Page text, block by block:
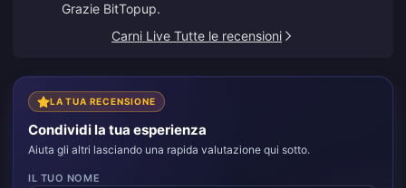
Grazie BitTopup.
Carni Live Tutte le recensioni
LA TUA RECENSIONE
Condividi la tua esperienza
Aiuta gli altri lasciando una rapida valutazione qui sotto.
IL TUO NOME